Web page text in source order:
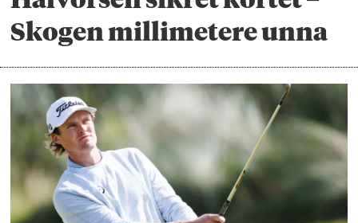
Skogen millimetere unna